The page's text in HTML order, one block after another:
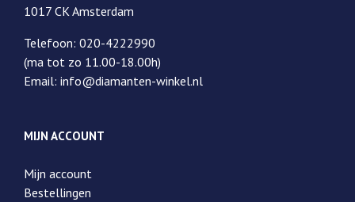
1017 CK Amsterdam
Telefoon: 020-4222990
(ma tot zo 11.00-18.00h)
Email: info@diamanten-winkel.nl
MIJN ACCOUNT
Mijn account
Bestellingen